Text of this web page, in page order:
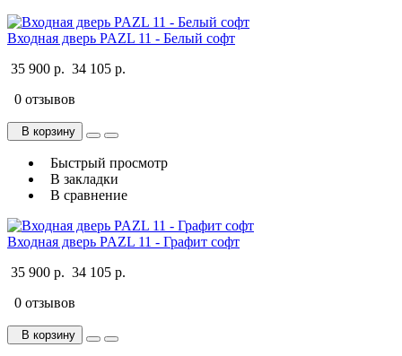
Входная дверь PAZL 11 - Белый софт
35 900 р. 34 105 р.
0 отзывов
В корзину
Быстрый просмотр
В закладки
В сравнение
Входная дверь PAZL 11 - Графит софт
35 900 р. 34 105 р.
0 отзывов
В корзину